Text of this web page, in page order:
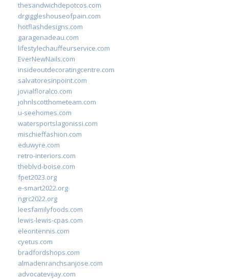
thesandwichdepotcos.com
drgiggleshouseofpain.com
hotflashdesigns.com
garagenadeau.com
lifestylechauffeurservice.com
EverNewNails.com
insideoutdecoratingcentre.com
salvatoresinpoint.com
jovialfloralco.com
johnlscotthometeam.com
u-seehomes.com
watersportslagonissi.com
mischieffashion.com
eduwyre.com
retro-interiors.com
theblvd-boise.com
fpet2023.org
e-smart2022.org
ngrc2022.org
leesfamilyfoods.com
lewis-lewis-cpas.com
eleontennis.com
cyetus.com
bradfordshops.com
almadenranchsanjose.com
advocatevijay.com